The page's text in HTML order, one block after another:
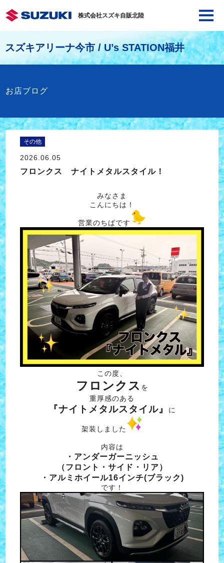
株式会社スズキ自販北陸
スズキアリーナ今市 / U’s STATION福井
お店ブログ
その他
2026.06.05
フロンクス ナイトメタルスタイル！
みなさま
こんにちは！
営業のちばです
この度、
フロンクス を
重厚感のある
『ナイトメタルスタイル』 に
架装しました
内容は
・アンダーガーニッシュ
（フロント・サイド・リア）
・アルミホイール16インチ(ブラック)
です！